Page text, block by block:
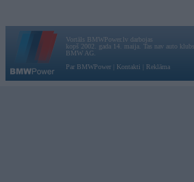
Vortāls BMWPower.lv darbojas
kopš 2002. gada 14. maija. Tas nav auto
BMW AG.
Par BMWPower
Kontakti Reklāma